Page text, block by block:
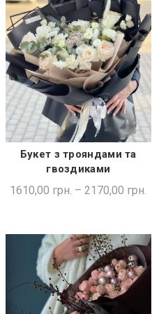
ШВИДКА ПОКУПКА
Букет з трояндами та
гвоздиками
1610,00 грн. – 2170,00 грн.